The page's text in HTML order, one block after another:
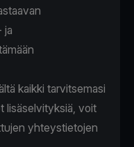
ja
kaikki tarvitsemasi
lisäselvityksiä, voit
yhteystietojen